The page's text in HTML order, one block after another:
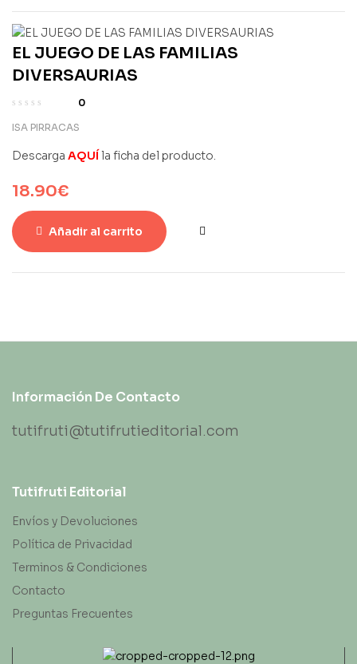
EL JUEGO DE LAS FAMILIAS
DIVERSAURIAS
0
ISA PIRRACAS
Descarga AQUÍla ficha del producto.
18.90€
Añadir al carrito
Información De Contacto
tutifruti@tutifrutieditorial.com
Tutifruti Editorial
Envíos y Devoluciones
Política de Privacidad
Terminos & Condiciones
Contacto
Preguntas Frecuentes